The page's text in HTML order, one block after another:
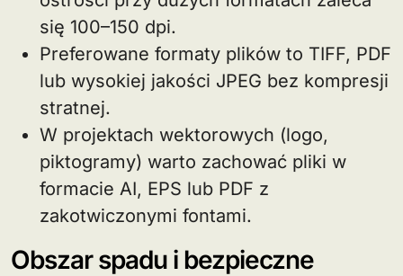
się 100–150 dpi.
Preferowane formaty plików to TIFF, PDF
lub wysokiej jakości JPEG bez kompresji
stratnej.
W projektach wektorowych (logo,
piktogramy) warto zachować pliki w
formacie AI, EPS lub PDF z
zakotwiczonymi fontami.
Obszar spadu i bezpieczne